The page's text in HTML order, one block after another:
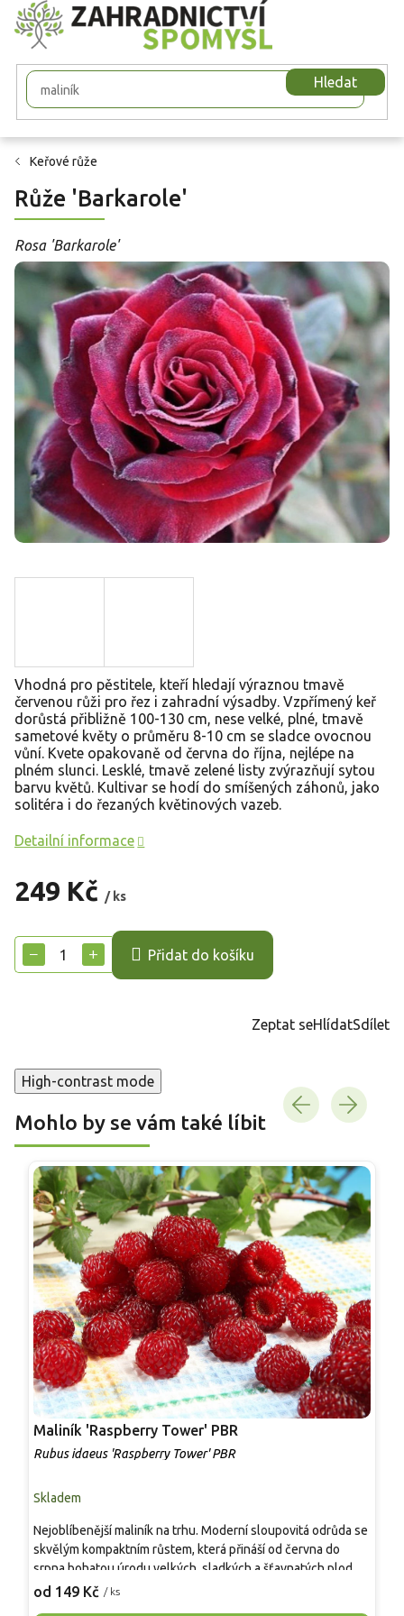
Přejít
na
obsah
Hledat
Keřové růže
Růže 'Barkarole'
Rosa 'Barkarole'
249 Kč / ks
cena:
+
− Přidat do košíku
Vhodná pro pěstitele, kteří hledají výraznou tmavě
červenou růži pro řez i zahradní výsadby. Vzpřímený keř
dorůstá přibližně 100-130 cm, nese velké, plné, tmavě
sametové květy o průměru 8-10 cm se sladce ovocnou
vůní. Kvete opakovaně od června do října, nejlépe na
plném slunci. Lesklé, tmavě zelené listy zvýrazňují sytou
barvu květů. Kultivar se hodí do smíšených záhonů, jako
solitéra i do řezaných květinových vazeb.
Detailní informace
Zeptat seHlídatSdílet
High-contrast mode
Mohlo by se vám také líbit
Maliník 'Raspberry Tower' PBR
Rubus idaeus 'Raspberry Tower' PBR
Skladem
od 149 Kč / ks
Nejoblíbenější maliník na trhu. Moderní sloupovitá odrůda se
skvělým kompaktním růstem, která přináší od června do
srpna bohatou úrodu velkých, sladkých a šťavnatých plodů.
Pevné vzpřímené výhony tvoří elegantní habitus bez